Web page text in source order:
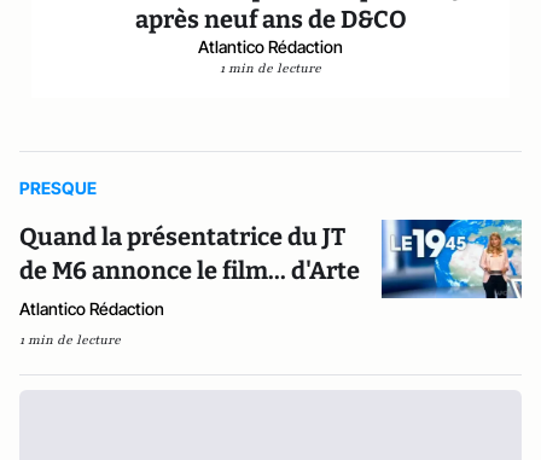
après neuf ans de D&CO
Atlantico Rédaction
1 min de lecture
PRESQUE
Quand la présentatrice du JT
de M6 annonce le film... d'Arte
Atlantico Rédaction
1 min de lecture